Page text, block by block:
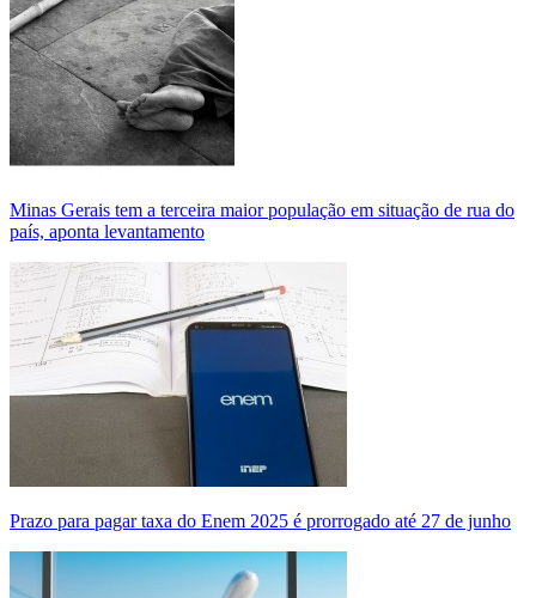
Minas Gerais tem a terceira maior população em situação de rua do
país, aponta levantamento
Prazo para pagar taxa do Enem 2025 é prorrogado até 27 de junho